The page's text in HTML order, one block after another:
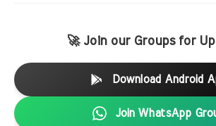
🚀 Join our Groups for
Download Android
Join WhatsApp